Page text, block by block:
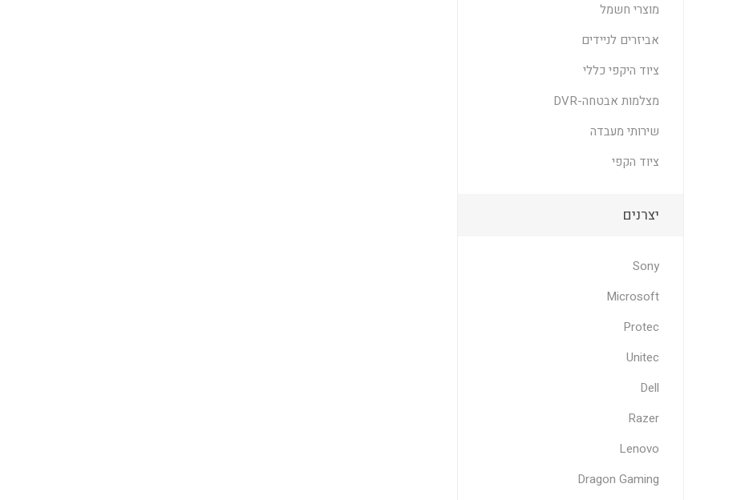
מוצרי חשמל
אביזרים לניידים
ציוד היקפי כללי
מצלמות אבטחה-DVR
שירותי מעבדה
ציוד הקפי
יצרנים
Sony
Microsoft
Protec
Unitec
Dell
Razer
Lenovo
Dragon Gaming